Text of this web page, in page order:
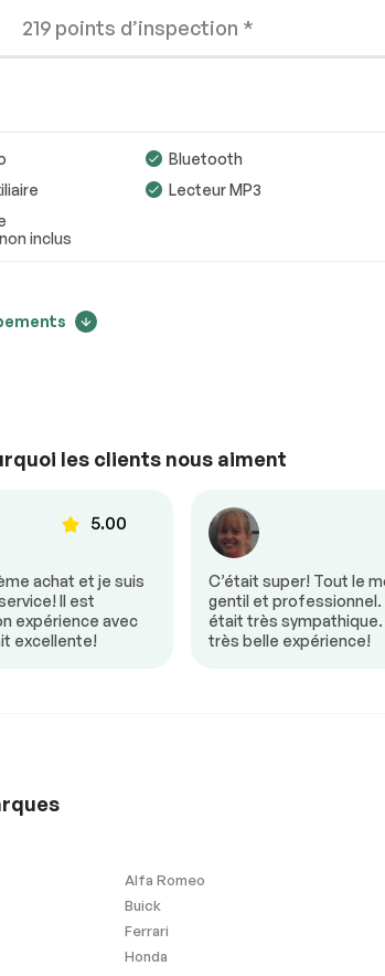
219 points d’inspection *
Conforme
Bluetooth
Lecteur MP3
inclus
Caméra de recul
Contrôle audio au volant
Mirroirs – Clignotants
Intégrés
vitesse
Sièges chauffants
les clients nous aiment
5.00
achat et je suis
Il est
expérience avec
excellente!
C’était super! Tout le
gentil et professionnel.
était très
très belle expérience!
Alfa Romeo
Buick
Ferrari
Honda